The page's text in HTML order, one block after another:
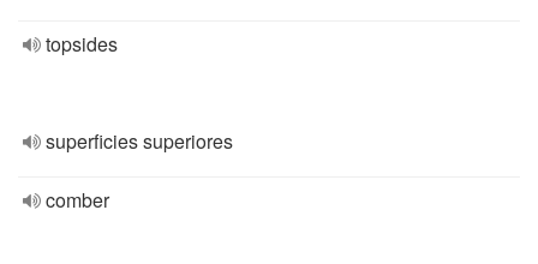
topsides
superficies superiores
comber